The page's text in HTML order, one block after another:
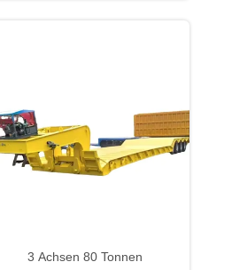
3 Achsen 80 Tonnen